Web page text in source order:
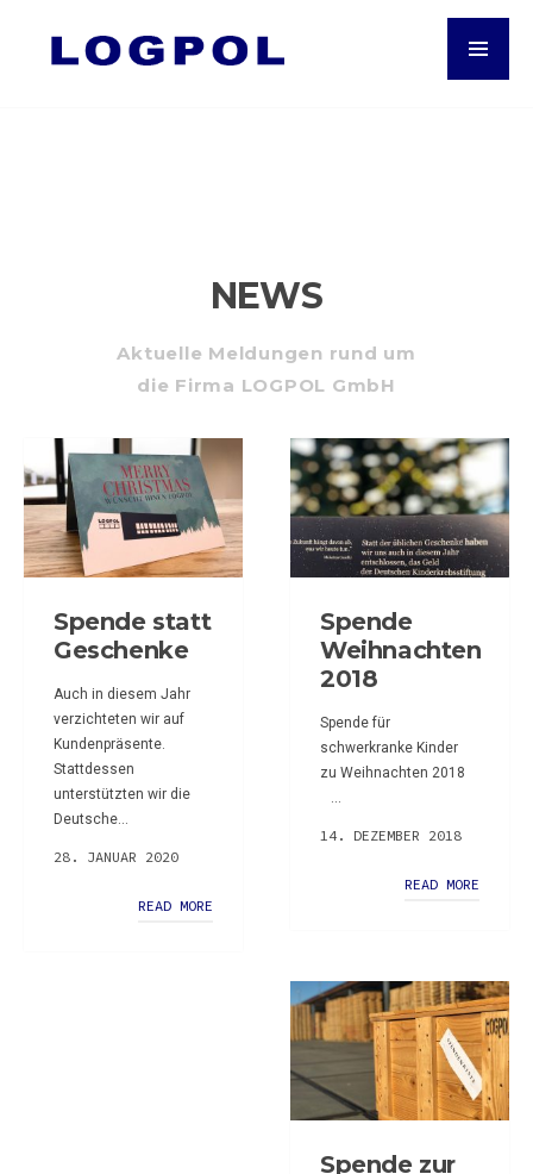
NEWS
Aktuelle Meldungen rund um
die Firma LOGPOL GmbH
Spende statt
Geschenke
Auch in diesem Jahr
verzichteten wir auf
Kundenpräsente.
Stattdessen
unterstützten wir die
Deutsche...
28. JANUAR 2020
READ MORE
Spende
Weihnachten
2018
Spende für
schwerkranke Kinder
zu Weihnachten 2018
...
14. DEZEMBER 2018
READ MORE
Spende zur